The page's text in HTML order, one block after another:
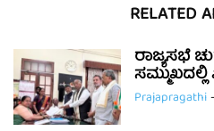
RELATED
ರಾಜ್ಯಸಭೆ
Prajapragathi-